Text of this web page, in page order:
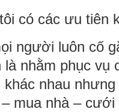
có các ưu tiên
người luôn cố
là nhằm phục
khác nhau
mua nhà –